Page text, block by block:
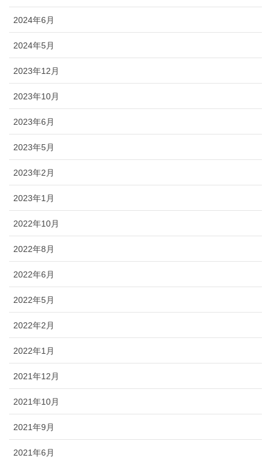
2024年6月
2024年5月
2023年12月
2023年10月
2023年6月
2023年5月
2023年2月
2023年1月
2022年10月
2022年8月
2022年6月
2022年5月
2022年2月
2022年1月
2021年12月
2021年10月
2021年9月
2021年6月